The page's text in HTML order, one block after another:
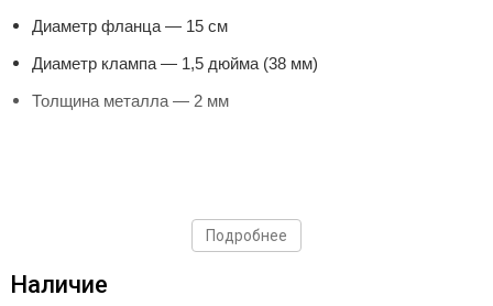
Диаметр фланца — 15 см
Диаметр клампа — 1,5 дюйма (38 мм)
Толщина металла — 2 мм
Подробнее
Наличие